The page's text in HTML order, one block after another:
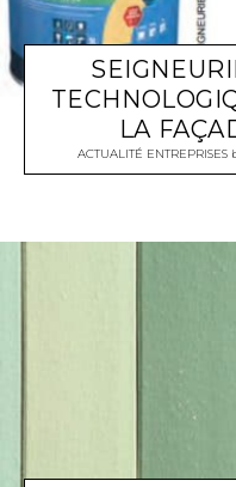
LA
ACTUALITÉ ENTREPRISES